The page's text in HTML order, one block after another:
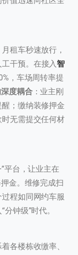
租车秒速放行，
干预。在接入智
，车场周转率提
度耦合：业主刚
；缴纳装修押金
无需提交任何材
平台，让业主在
金。维修完成扫
程如同网约车服
钟级”时代。
各楼栋收缴率、